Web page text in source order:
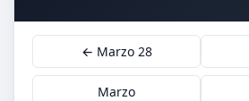
← Marzo 28
Marzo